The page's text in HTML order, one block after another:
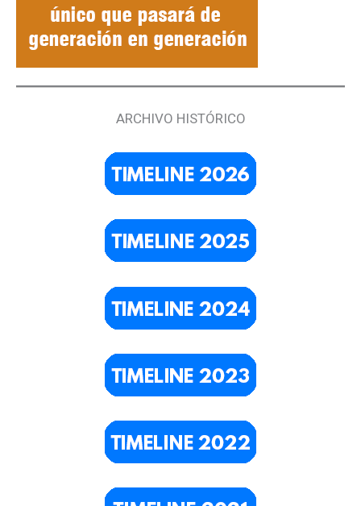
ARCHIVO HISTÓRICO